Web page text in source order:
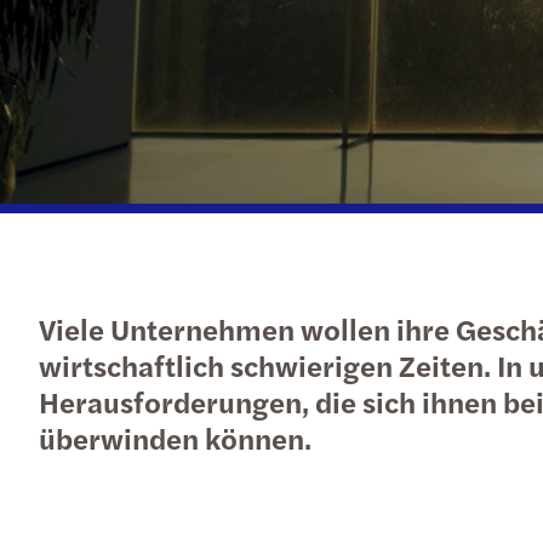
Viele Unternehmen wollen ihre
wirtschaftlich schwierigen Zeiten. In
Herausforderungen, die sich ihnen
überwinden können.